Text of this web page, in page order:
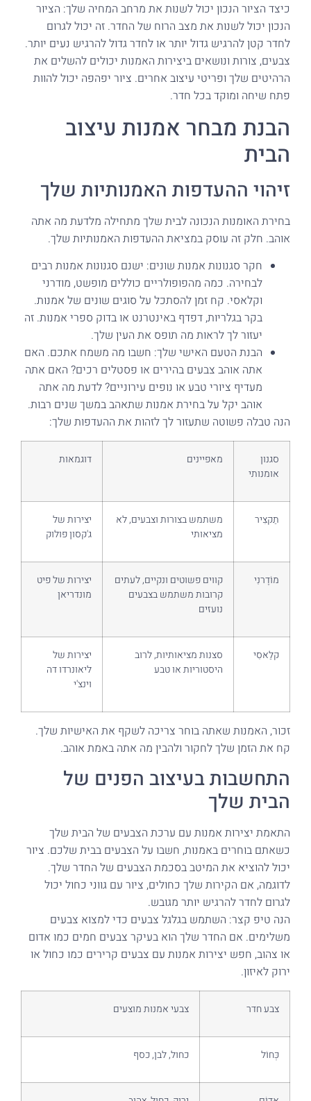
כיצד הציור הנכון יכול לשנות את מרחב המחיה שלך: הציור
הנכון יכול לשנות את מצב הרוח של החדר. זה יכול לגרום
לחדר קטן להרגיש גדול יותר או לחדר גדול להרגיש נעים יותר.
צבעים, צורות ונושאים ביצירות האמנות יכולים להשלים את
הרהיטים שלך ופריטי עיצוב אחרים. ציור יפהפה יכול להוות
פתח שיחה ומוקד בכל חדר.
הבנת מבחר אמנות עיצוב
הבית
זיהוי ההעדפות האמנותיות שלך
בחירת האומנות הנכונה לבית שלך מתחילה מלדעת מה אתה
אוהב. חלק זה עוסק במציאת ההעדפות האמנותיות שלך.
חקר סגנונות אמנות שונים: ישנם סגנונות אמנות רבים
לבחירה. כמה מהפופולריים כוללים מופשט, מודרני
וקלאסי. קח זמן להסתכל על סוגים שונים של אמנות.
בקר בגלריות, דפדף באינטרנט או בדוק ספרי אמנות. זה
יעזור לך לראות מה תופס את העין שלך.
הבנת הטעם האישי שלך: חשבו מה משמח אתכם. האם
אתה אוהב צבעים בהירים או פסטלים רכים? האם אתה
מעדיף ציורי טבע או נופים עירוניים? לדעת מה אתה
אוהב יקל על בחירת אמנות שתאהב במשך שנים רבות.
הנה טבלה פשוטה שתעזור לך לזהות את ההעדפות שלך:
סגנון
אומנותי
מאפיינים דוגמאות
תַקצִיר
משתמש בצורות וצבעים, לא
מציאותי
יצירות של
ג'קסון פולוק
מוֹדֶרנִי
קווים פשוטים ונקיים, לעתים
קרובות משתמש בצבעים
נועזים
יצירות של פיט
מונדריאן
קלַאסִי
סצנות מציאותיות, לרוב
היסטוריות או טבע
יצירות של
ליאונרדו דה
וינצ'י
זכור, האמנות שאתה בוחר צריכה לשקף את האישיות שלך.
קח את הזמן שלך לחקור ולהבין מה אתה באמת אוהב.
התחשבות בעיצוב הפנים של
הבית שלך
התאמת יצירות אמנות עם ערכת הצבעים של הבית שלך
כשאתם בוחרים באמנות, חשבו על הצבעים בבית שלכם. ציור
יכול להוציא את המיטב בסכמת הצבעים של החדר שלך.
לדוגמה, אם הקירות שלך כחולים, ציור עם גווני כחול יכול
לגרום לחדר להרגיש יותר מגובש.
הנה טיפ קצר: השתמש בגלגל צבעים כדי למצוא צבעים
משלימים. אם החדר שלך הוא בעיקר צבעים חמים כמו אדום
או צהוב, חפש יצירות אמנות עם צבעים קרירים כמו כחול או
ירוק לאיזון.
צבע חדר צבעי אמנות מוצעים
כְּחוֹל כחול, לבן, כסף